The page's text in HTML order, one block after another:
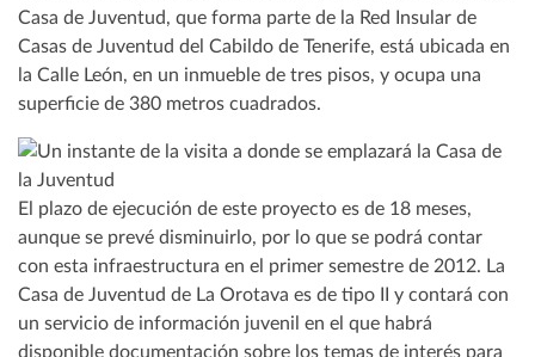
Casa de Juventud, que forma parte de la Red Insular de
Casas de Juventud del Cabildo de Tenerife, está ubicada en
la Calle León, en un inmueble de tres pisos, y ocupa una
superficie de 380 metros cuadrados.
El plazo de ejecución de este proyecto es de 18 meses,
aunque se prevé disminuirlo, por lo que se podrá contar
con esta infraestructura en el primer semestre de 2012. La
Casa de Juventud de La Orotava es de tipo II y contará con
un servicio de información juvenil en el que habrá
disponible documentación sobre los temas de interés para